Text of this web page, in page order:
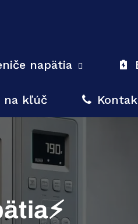
napätia
na kľúč